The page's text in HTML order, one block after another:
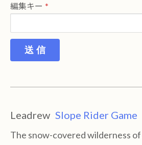
編集キー
送 信
Leadrew Slope Rider Game
The snow-covered wilderness of